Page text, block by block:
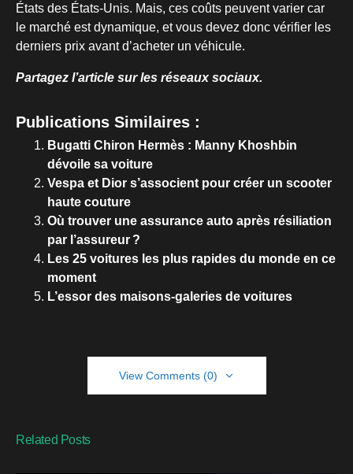
États des États-Unis. Mais, ces coûts peuvent varier car
le marché est dynamique, et vous devez donc vérifier les
derniers prix avant d’acheter un véhicule.
Partagez l’article sur les réseaux sociaux.
Publications Similaires :
Bugatti Chiron Hermès : Manny Khoshbin
dévoile sa voiture
Vespa et Dior s’associent pour créer un scooter
haute couture
Où trouver une assurance auto après résiliation
par l’assureur ?
Les 25 voitures les plus rapides du monde en ce
moment
L’essor des maisons-galeries de voitures
View Comments (0)
Related Posts